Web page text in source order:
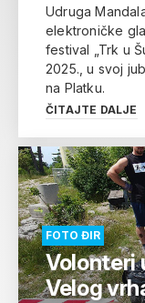
Udruga
elektroničke
festival „Trk u
2025., u svoj
na Platku.
ČITAJTE DALJE
FOTO ĐIR
Volonteri
Velog